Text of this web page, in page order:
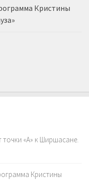
Кристины
точки «А» к Ширшасане.
Кристины